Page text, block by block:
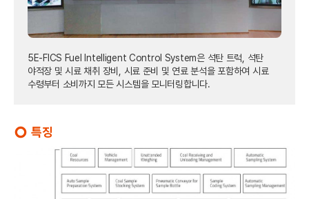
5E-FICS Fuel Intelligent Control System은 석탄 트럭, 석탄
야적장 및 시료 채취 장비, 시료 준비 및 연료 분석을 포함하여 시료
수령부터 소비까지 모든 시스템을 모니터링합니다.
trip_origin 특징